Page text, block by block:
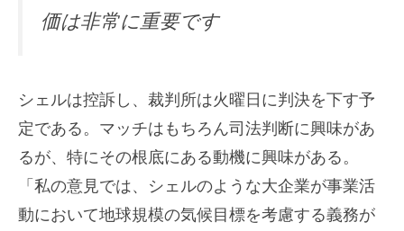
価は非常に重要です
シェルは控訴し、裁判所は火曜日に判決を下す予
定である。マッチはもちろん司法判断に興味があ
るが、特にその根底にある動機に興味がある。
「私の意見では、シェルのような大企業が事業活
動において地球規模の気候目標を考慮する義務が